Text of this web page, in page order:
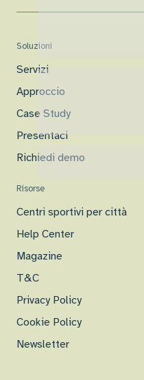
Soluzioni
Servizi
Approccio
Case Study
Presentaci
Richiedi demo
Risorse
Centri sportivi per città
Help Center
Magazine
T&C
Privacy Policy
Cookie Policy
Newsletter